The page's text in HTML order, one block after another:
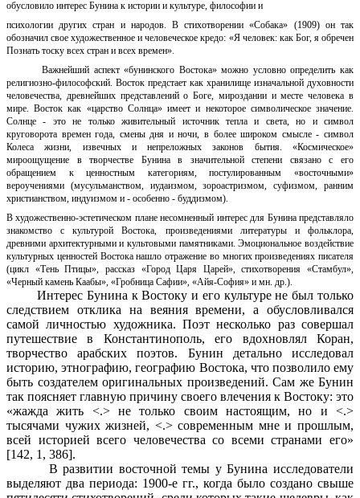
обусловило интерес Бунина к истории и культуре, философии и
психологии других стран и народов. В стихотворении «Собака» (1909) он так
обозначил свое художественное и человеческое кредо: «Я человек: как Бог, я обречен
Познать тоску всех стран и всех времен».
Важнейший аспект «бунинского Востока» можно условно определить как
религиозно-философский. Восток предстает как хранилище изначальной духовности
человечества, древнейших представлений о Боге, мироздании и месте человека в
мире. Восток как «царство Солнца» имеет и некоторое символическое значение.
Солнце - это не только живительный источник тепла и света, но и символ
круговорота времен года, смены дня и ночи, в более широком смысле - символ
Колеса жизни, извечных и непреложных законов бытия. «Космическое»
мироощущение в творчестве Бунина в значительной степени связано с его
обращением к ценностным категориям, постулированным «восточными»
вероучениями (мусульманством, иудаизмом, зороастризмом, суфизмом, ранним
христианством, индуизмом и - особенно - буддизмом).
В художественно-эстетическом плане несомненный интерес для Бунина представляло
знакомство с культурой Востока, произведениями литературы и фольклора,
древними архитектурными и культовыми памятниками. Эмоциональное воздействие
культурных ценностей Востока нашло отражение во многих произведениях писателя
(цикл «Тень Птицы», рассказ «Город Царя Царей», стихотворения «Стамбул»,
«Черный камень Каабы», «Гробница Сафии», «Айя-София» и мн. др.).
Интерес Бунина к Востоку и его культуре не был только
следствием отклика на веяния времени, а обусловливался
самой личностью художника. Поэт несколько раз совершал
путешествие в Константинополь, его вдохновлял Коран,
творчество арабских поэтов. Бунин детально исследовал
историю, этнографию, географию Востока, что позволило ему
быть создателем оригинальных произведений. Сам же Бунин
так поясняет главную причину своего влечения к Востоку: это
«жажда жить <.> не только своим настоящим, но и <.>
тысячами чужих жизней, <.> современным мне и прошлым,
всей историей всего человечества со всеми странами его»
[142, 1, 386].
В развитии восточной темы у Бунина исследователи
выделяют два периода: 1900-е гг., когда было создано свыше